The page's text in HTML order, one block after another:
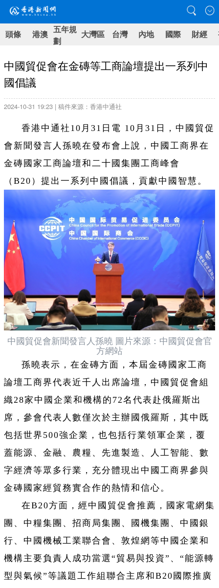
頭條 港澳 五年規
劃
大灣區 台灣 內地 國際 財經
中國貿促會在金磚等工商論壇提出一系列中
國倡議
2024-10-31 19:23 | 稿件來源：香港中通社
香港中通社10月31日電 10月31日，中國貿促
會新聞發言人孫曉在發布會上說，中國工商界在
金磚國家工商論壇和二十國集團工商峰會
（B20）提出一系列中國倡議，貢獻中國智慧。
中國貿促會新聞發言人孫曉 圖片來源：中國貿促會官
方網站
孫曉表示，在金磚方面，本屆金磚國家工商
論壇工商界代表近千人出席論壇，中國貿促會組
織28家中國企業和機構的72名代表赴俄羅斯出
席，參會代表人數僅次於主辦國俄羅斯，其中既
包括世界500強企業，也包括行業領軍企業，覆
蓋能源、金融、農糧、先進製造、人工智能、數
字經濟等眾多行業，充分體現出中國工商界參與
金磚國家經貿務實合作的熱情和信心。
在B20方面，經中國貿促會推薦，國家電網集
團、中糧集團、招商局集團、國機集團、中國銀
行、中國機械工業聯合會、敦煌網等中國企業和
機構主要負責人成功當選“貿易與投資”、“能源轉
型與氣候”等議題工作組聯合主席和B20國際推廣